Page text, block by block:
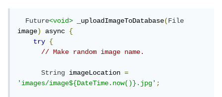
Future<void> _uploadImageToDatabase(File
image) async {
try
{
// Make random image name.
String imageLocation =
'images/image${DateTime.now()}.jpg';